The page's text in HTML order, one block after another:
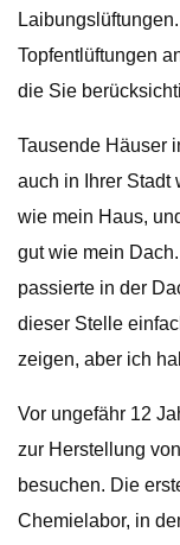
Topfentlüftungen
die Sie
Tausende Häuser
auch in Ihrer Stadt
wie mein Haus,
gut wie mein
passierte in der
dieser Stelle
zeigen, aber ich
Vor ungefähr 12
zur Herstellung
besuchen. Die
Chemielabor, in